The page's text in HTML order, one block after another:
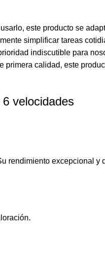
este producto se
simplificar tareas
indiscutible para
primera calidad, este
6 velocidades
rendimiento excepcional